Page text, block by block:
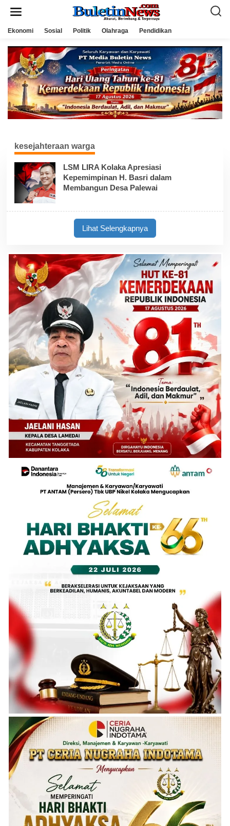
Ekonomi Sosial Politik Olahraga Pendidikan
kesejahteraan warga
LSM LIRA Kolaka Apresiasi
Kepemimpinan H. Basri dalam
Membangun Desa Palewai
Lihat Selengkapnya